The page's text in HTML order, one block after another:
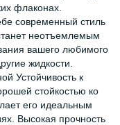
флаконах.
современный стиль
неотъемлемым
вашего любимого
жидкости.
Устойчивость к
стойкостью ко
его идеальным
Высокая прочность